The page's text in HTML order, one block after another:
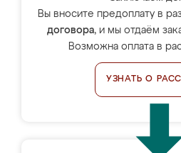
Вы вносите предоплату в
договора, и мы отдаём
Возможна оплата в
УЗНАТЬ О